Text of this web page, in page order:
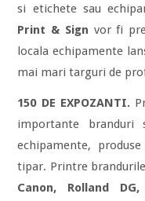
si etichete sau
Print & Sign vor fi
locala echipamente
mai mari targuri de
150 DE EXPOZANTI.
importante branduri
echipamente,
tipar. Printre
Canon, Rolland